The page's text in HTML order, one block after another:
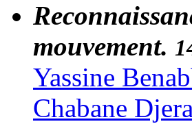
mouvement.
Yassine
Chabane